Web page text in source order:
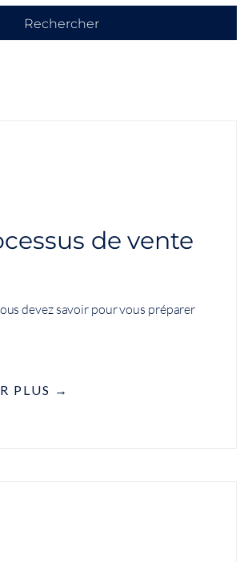
Rechercher
de vente
devez savoir pour vous préparer
PLUS →